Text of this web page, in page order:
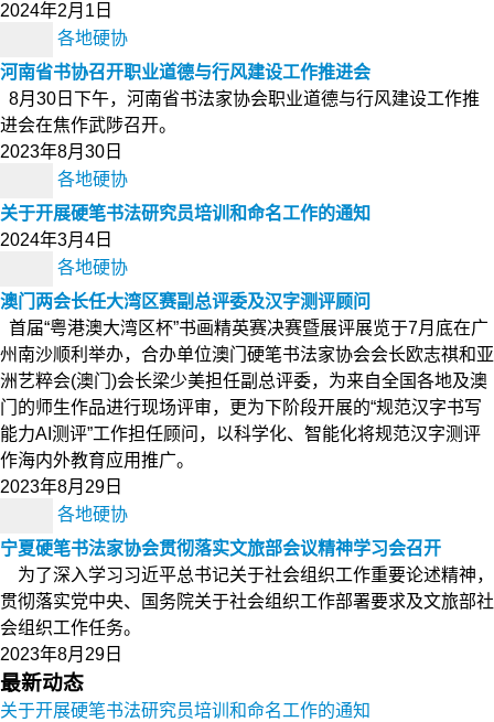
2024年2月1日
各地硬协
河南省书协召开职业道德与行风建设工作推进会
8月30日下午，河南省书法家协会职业道德与行风建设工作推
进会在焦作武陟召开。
2023年8月30日
各地硬协
关于开展硬笔书法研究员培训和命名工作的通知
2024年3月4日
各地硬协
澳门两会长任大湾区赛副总评委及汉字测评顾问
首届“粤港澳大湾区杯”书画精英赛决赛暨展评展览于7月底在广
州南沙顺利举办，合办单位澳门硬笔书法家协会会长欧志祺和亚
洲艺粹会(澳门)会长梁少美担任副总评委，为来自全国各地及澳
门的师生作品进行现场评审，更为下阶段开展的“规范汉字书写
能力AI测评”工作担任顾问，以科学化、智能化将规范汉字测评
作海内外教育应用推广。
2023年8月29日
各地硬协
宁夏硬笔书法家协会贯彻落实文旅部会议精神学习会召开
为了深入学习习近平总书记关于社会组织工作重要论述精神，
贯彻落实党中央、国务院关于社会组织工作部署要求及文旅部社
会组织工作任务。
2023年8月29日
最新动态
关于开展硬笔书法研究员培训和命名工作的通知